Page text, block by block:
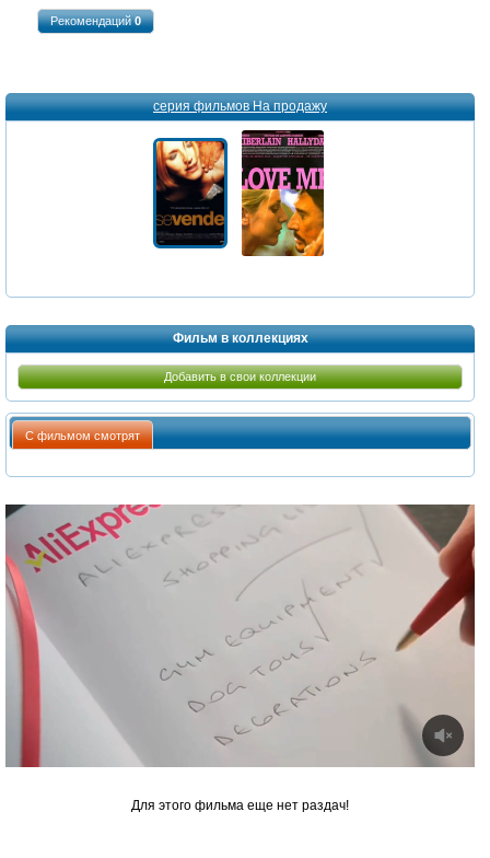
Рекомендаций0
серия фильмов На продажу
Фильм в коллекциях
Добавить в свои коллекции
С фильмом смотрят
Для этого фильма еще нет раздач!